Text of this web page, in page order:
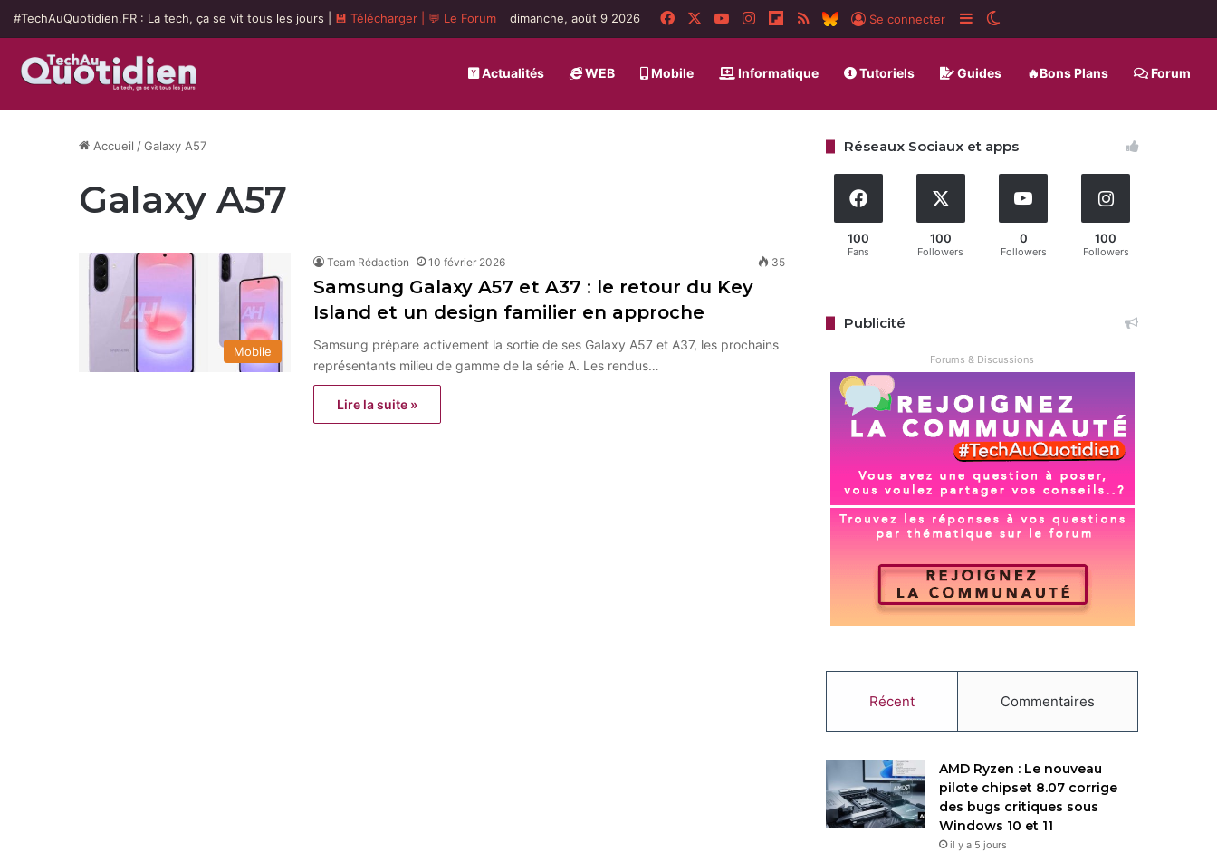
#TechAuQuotidien.FR : La tech, ça se vit tous les jours | 💾 Télécharger 💬 Le Forum dimanche, août 9 2026 FacebookYouTubeInstagramFlipboard
RSS BlueSky
Se connecter Sidebar (barre latérale)
Actualités WEB Mobile Informatique Tutoriels Guides 🔥Bons Plans Forum
Accueil /Galaxy A57
Galaxy A57
Mobile
Team Rédaction 10 février 2026 35
Samsung Galaxy A57 et A37 : le retour du Key
Island et un design familier en approche
Samsung prépare activement la sortie de ses Galaxy A57 et A37, les prochains
représentants milieu de gamme de la série A. Les rendus…
Lire la suite »
Réseaux Sociaux et apps
100
Fans
100
Followers
0
Followers
100
Followers
Publicité
Forums & Discussions
Récent Commentaires
AMD Ryzen : Le nouveau
pilote chipset 8.07 corrige
des bugs critiques sous
Windows 10 et 11
il y a 5 jours